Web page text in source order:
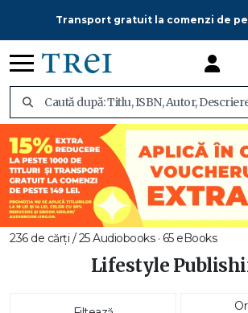
Transport gratuit la comenzi de
236 de cărți / 25 Audiobooks · 65 eBooks
Lifestyle